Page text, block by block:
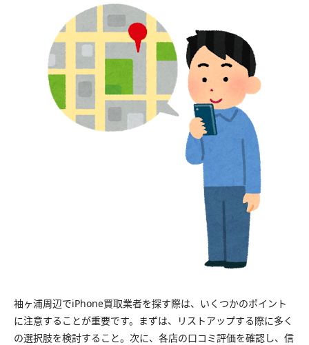
袖ヶ浦周辺でiPhone買取業者を探す際は、いくつかのポイント
に注意することが重要です。まずは、リストアップする際に多く
の選択肢を検討すること。次に、各店の口コミ評価を確認し、信